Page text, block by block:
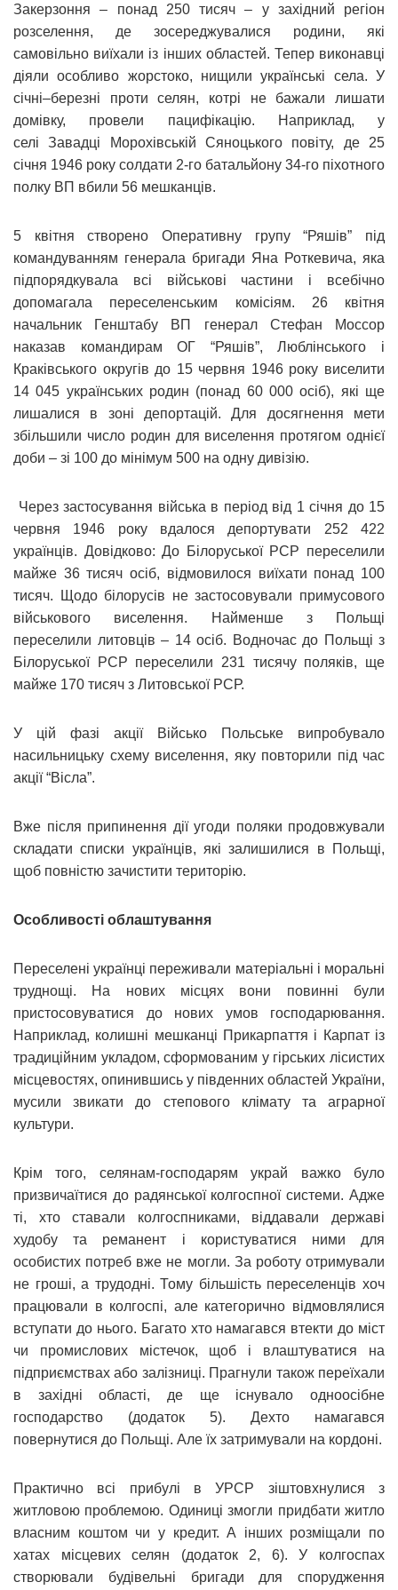
Закерзоння – понад 250 тисяч – у західний регіон
розселення, де зосереджувалися родини, які
самовільно виїхали із інших областей. Тепер виконавці
діяли особливо жорстоко, нищили українські села. У
січні–березні проти селян, котрі не бажали лишати
домівку, провели пацифікацію. Наприклад, у
селі Завадці Морохівській Сяноцького повіту, де 25
січня 1946 року солдати 2-го батальйону 34-го піхотного
полку ВП вбили 56 мешканців.
5 квітня створено Оперативну групу “Ряшів” під
командуванням генерала бригади Яна Роткевича, яка
підпорядкувала всі військові частини і всебічно
допомагала переселенським комісіям. 26 квітня
начальник Генштабу ВП генерал Стефан Моссор
наказав командирам ОГ “Ряшів”, Люблінського і
Краківського округів до 15 червня 1946 року виселити
14 045 українських родин (понад 60 000 осіб), які ще
лишалися в зоні депортацій. Для досягнення мети
збільшили число родин для виселення протягом однієї
доби – зі 100 до мінімум 500 на одну дивізію.
Через застосування війська в період від 1 січня до 15
червня 1946 року вдалося депортувати 252 422
українців. Довідково: До Білоруської РСР переселили
майже 36 тисяч осіб, відмовилося виїхати понад 100
тисяч. Щодо білорусів не застосовували примусового
військового виселення. Найменше з Польщі
переселили литовців – 14 осіб. Водночас до Польщі з
Білоруської РСР переселили 231 тисячу поляків, ще
майже 170 тисяч з Литовської РСР.
У цій фазі акції Військо Польське випробувало
насильницьку схему виселення, яку повторили під час
акції “Вісла”.
Вже після припинення дії угоди поляки продовжували
складати списки українців, які залишилися в Польщі,
щоб повністю зачистити територію.
Особливості облаштування
Переселені українці переживали матеріальні і моральні
труднощі. На нових місцях вони повинні були
пристосовуватися до нових умов господарювання.
Наприклад, колишні мешканці Прикарпаття і Карпат із
традиційним укладом, сформованим у гірських лісистих
місцевостях, опинившись у південних областей України,
мусили звикати до степового клімату та аграрної
культури.
Крім того, селянам-господарям украй важко було
призвичаїтися до радянської колгоспної системи. Адже
ті, хто ставали колгоспниками, віддавали державі
худобу та реманент і користуватися ними для
особистих потреб вже не могли. За роботу отримували
не гроші, а трудодні. Тому більшість переселенців хоч
працювали в колгоспі, але категорично відмовлялися
вступати до нього. Багато хто намагався втекти до міст
чи промислових містечок, щоб і влаштуватися на
підприємствах або залізниці. Прагнули також переїхали
в західні області, де ще існувало одноосібне
господарство (додаток 5). Дехто намагався
повернутися до Польщі. Але їх затримували на кордоні.
Практично всі прибулі в УРСР зіштовхнулися з
житловою проблемою. Одиниці змогли придбати житло
власним коштом чи у кредит. А інших розміщали по
хатах місцевих селян (додаток 2, 6). У колгоспах
створювали будівельні бригади для спорудження